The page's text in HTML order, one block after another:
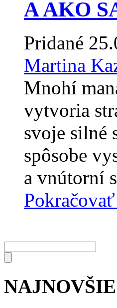
A AKO
Pridané
Martina
Mnohí
vytvoria
svoje silné
spôsobe
a vnútorní